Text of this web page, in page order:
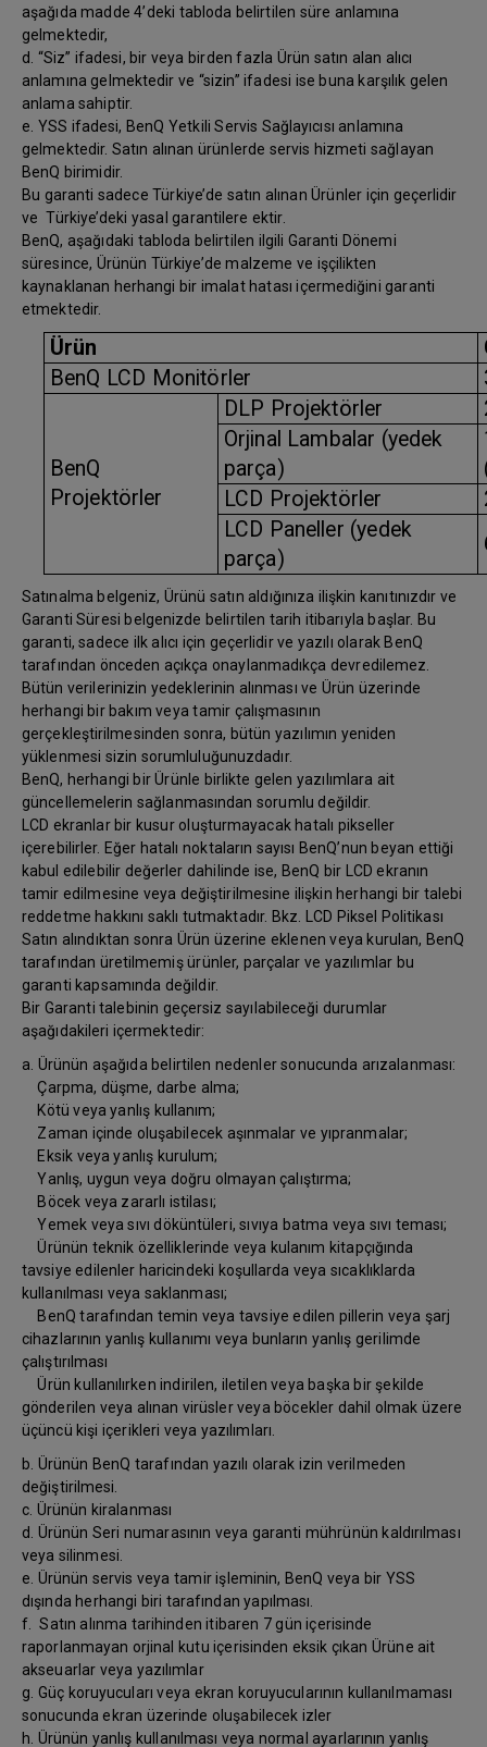
aşağıda madde 4’deki tabloda belirtilen süre anlamına
gelmektedir,
d. “Siz” ifadesi, bir veya birden fazla Ürün satın alan alıcı
anlamına gelmektedir ve “sizin” ifadesi ise buna karşılık gelen
anlama sahiptir.
e. YSS ifadesi, BenQ Yetkili Servis Sağlayıcısı anlamına
gelmektedir. Satın alınan ürünlerde servis hizmeti sağlayan
BenQ birimidir.
Bu garanti sadece Türkiye’de satın alınan Ürünler için geçerlidir
ve Türkiye’deki yasal garantilere ektir.
BenQ, aşağıdaki tabloda belirtilen ilgili Garanti Dönemi
süresince, Ürünün Türkiye’de malzeme ve işçilikten
kaynaklanan herhangi bir imalat hatası içermediğini garanti
etmektedir.
Ürün
BenQ LCD Monitörler
BenQ
Projektörler
DLP Projektörler
Orjinal Lambalar (yedek
parça)
LCD Projektörler
LCD Paneller (yedek
parça)
Satınalma belgeniz, Ürünü satın aldığınıza ilişkin kanıtınızdır ve
Garanti Süresi belgenizde belirtilen tarih itibarıyla başlar. Bu
garanti, sadece ilk alıcı için geçerlidir ve yazılı olarak BenQ
tarafından önceden açıkça onaylanmadıkça devredilemez.
Bütün verilerinizin yedeklerinin alınması ve Ürün üzerinde
herhangi bir bakım veya tamir çalışmasının
gerçekleştirilmesinden sonra, bütün yazılımın yeniden
yüklenmesi sizin sorumluluğunuzdadır.
BenQ, herhangi bir Ürünle birlikte gelen yazılımlara ait
güncellemelerin sağlanmasından sorumlu değildir.
LCD ekranlar bir kusur oluşturmayacak hatalı pikseller
içerebilirler. Eğer hatalı noktaların sayısı BenQ’nun beyan ettiği
kabul edilebilir değerler dahilinde ise, BenQ bir LCD ekranın
tamir edilmesine veya değiştirilmesine ilişkin herhangi bir talebi
reddetme hakkını saklı tutmaktadır. Bkz. LCD Piksel Politikası
Satın alındıktan sonra Ürün üzerine eklenen veya kurulan, BenQ
tarafından üretilmemiş ürünler, parçalar ve yazılımlar bu
garanti kapsamında değildir.
Bir Garanti talebinin geçersiz sayılabileceği durumlar
aşağıdakileri içermektedir:
a. Ürünün aşağıda belirtilen nedenler sonucunda arızalanması:
Çarpma, düşme, darbe alma;
Kötü veya yanlış kullanım;
Zaman içinde oluşabilecek aşınmalar ve yıpranmalar;
Eksik veya yanlış kurulum;
Yanlış, uygun veya doğru olmayan çalıştırma;
Böcek veya zararlı istilası;
Yemek veya sıvı döküntüleri, sıvıya batma veya sıvı teması;
Ürünün teknik özelliklerinde veya kulanım kitapçığında
tavsiye edilenler haricindeki koşullarda veya sıcaklıklarda
kullanılması veya saklanması;
BenQ tarafından temin veya tavsiye edilen pillerin veya şarj
cihazlarının yanlış kullanımı veya bunların yanlış gerilimde
çalıştırılması
Ürün kullanılırken indirilen, iletilen veya başka bir şekilde
gönderilen veya alınan virüsler veya böcekler dahil olmak üzere
üçüncü kişi içerikleri veya yazılımları.
b. Ürünün BenQ tarafından yazılı olarak izin verilmeden
değiştirilmesi.
c. Ürünün kiralanması
d. Ürünün Seri numarasının veya garanti mührünün kaldırılması
veya silinmesi.
e. Ürünün servis veya tamir işleminin, BenQ veya bir YSS
dışında herhangi biri tarafından yapılması.
f. Satın alınma tarihinden itibaren 7 gün içerisinde
raporlanmayan orjinal kutu içerisinden eksik çıkan Ürüne ait
akseuarlar veya yazılımlar
g. Güç koruyucuları veya ekran koruyucularının kullanılmaması
sonucunda ekran üzerinde oluşabilecek izler
h. Ürünün yanlış kullanılması veya normal ayarlarının yanlış